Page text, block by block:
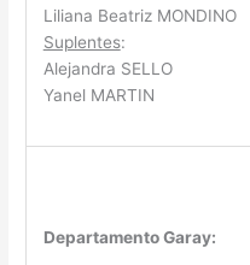
Liliana Beatriz MONDINO
Suplentes:
Alejandra SELLO
Yanel MARTIN
Departamento Garay: